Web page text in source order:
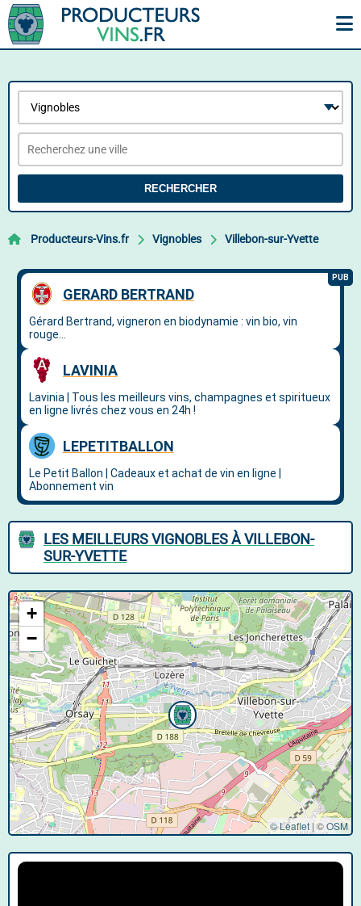
RECHERCHER
Producteurs-Vins.fr Vignobles Villebon-sur-Yvette
LES MEILLEURS VIGNOBLES À VILLEBON-
SUR-YVETTE
+
−
© Leaflet |©OSM